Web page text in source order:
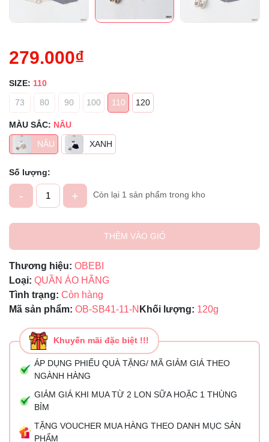
279.000₫
SIZE: 110
73
80 90 100 110 120
MÀU SẮC: NÂU
NÂU
XANH
Số lượng:
- + Còn lại 1 sản phẩm trong kho
THÊM VÀO GIỎ
Thương hiệu: OBEBI
Loại: QUẦN ÁO HÃNG
Tình trạng: Còn hàng
Mã sản phẩm: OB-SB41-11-N Khối lượng: 120g
Khuyến mãi đặc biệt !!!
ÁP DỤNG PHIẾU QUÀ TẶNG/ MÃ GIẢM GIÁ THEO
NGÀNH HÀNG
GIẢM GIÁ KHI MUA TỪ 2 LON SỮA HOẶC 1 THÙNG
BỈM
TẶNG VOUCHER MUA HÀNG THEO DANH MỤC SẢN
PHẨM